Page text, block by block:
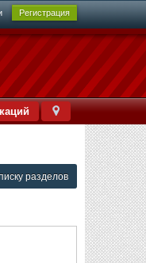
Регистрация
разделов